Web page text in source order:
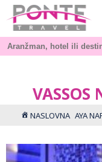
VASSOS
NASLOVNA AYA